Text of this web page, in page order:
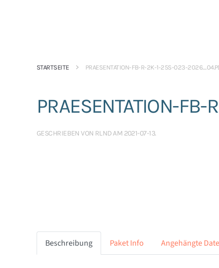
STARTSEITE PRAESENTATION-FB-R-2K-1-25S-023-
PRAESENTATION-
GESCHRIEBEN VON RLNDAM 2021-07-13.
Beschreibung Paket Info Angehängte